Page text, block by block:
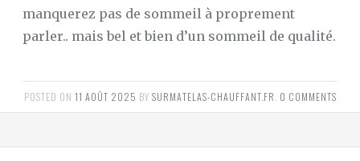
manquerez pas de sommeil à proprement
parler.. mais bel et bien d’un sommeil de qualité.
POSTED ON 11 AOÛT 2025 BY SURMATELAS-CHAUFFANT.FR 0 COMMENTS